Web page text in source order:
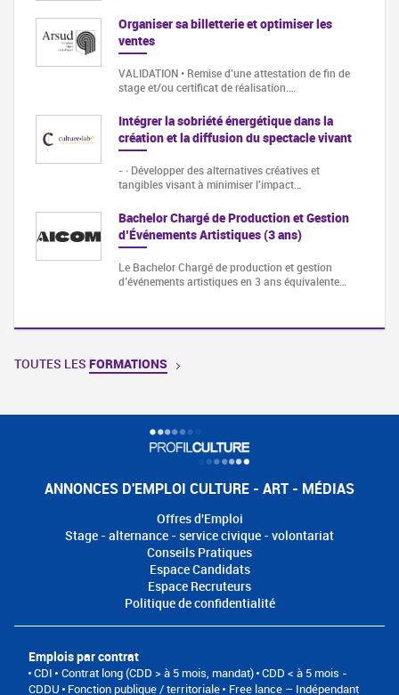
Organiser sa billetterie et optimiser les
ventes
VALIDATION • Remise d’une attestation de fin de
stage et/ou certificat de réalisation.…
Intégrer la sobriété énergétique dans la
création et la diffusion du spectacle vivant
- · Développer des alternatives créatives et
tangibles visant à minimiser l'impact…
Bachelor Chargé de Production et Gestion
d’Événements Artistiques (3 ans)
Le Bachelor Chargé de production et gestion
d’événements artistiques en 3 ans équivalente…
TOUTES LES FORMATIONS
ANNONCES D'EMPLOI CULTURE - ART - MÉDIAS
Offres d'Emploi
Stage - alternance - service civique - volontariat
Conseils Pratiques
Espace Candidats
Espace Recruteurs
Politique de confidentialité
Emplois par contrat
CDI Contrat long (CDD > à 5 mois, mandat) CDD < à 5 mois -
CDDU
Fonction publique / territoriale
Free lance – Indépendant